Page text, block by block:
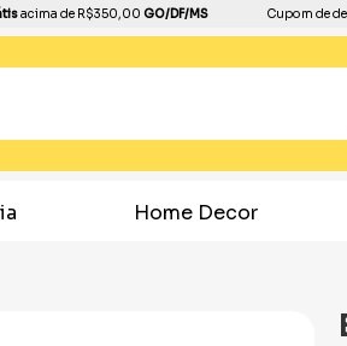
acima de R$350,00GO/DF/MS Cupom de
Home Decor